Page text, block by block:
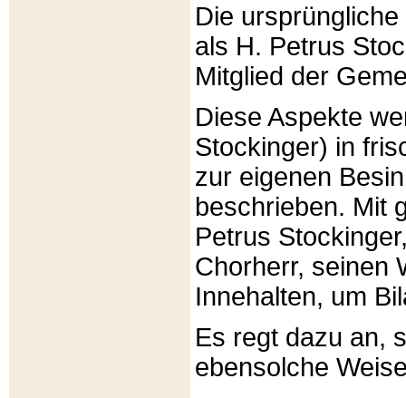
Die
als H. Petrus
Mitglied der
Diese Aspekte
Stockinger) in
zur eigenen
beschrieben. Mit
Petrus
Chorherr, seinen
Innehalten, um
Es regt dazu an,
ebensolche